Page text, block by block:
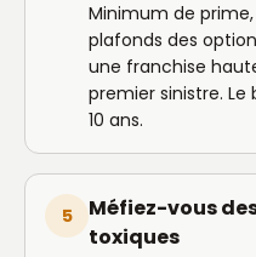
Minimum de
plafonds des
une franchise
premier sinistre.
10 ans.
5
Méfiez-vous
toxiques